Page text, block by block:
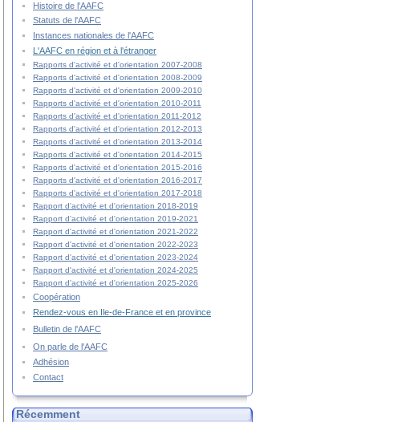
Histoire de l'AAFC
Statuts de l'AAFC
Instances nationales de l'AAFC
L'AAFC en région et à l'étranger
Rapports d'activité et d'orientation 2007-2008
Rapports d'activité et d'orientation 2008-2009
Rapports d'activité et d'orientation 2009-2010
Rapports d'activité et d'orientation 2010-2011
Rapports d'activité et d'orientation 2011-2012
Rapports d'activité et d'orientation 2012-2013
Rapports d'activité et d'orientation 2013-2014
Rapports d'activité et d'orientation 2014-2015
Rapports d'activité et d'orientation 2015-2016
Rapports d'activité et d'orientation 2016-2017
Rapports d'activité et d'orientation 2017-2018
Rapport d'activité et d'orientation 2018-2019
Rapport d'activité et d'orientation 2019-2021
Rapport d'activité et d'orientation 2021-2022
Rapport d'activité et d'orientation 2022-2023
Rapport d'activité et d'orientation 2023-2024
Rapport d'activité et d'orientation 2024-2025
Rapport d'activité et d'orientation 2025-2026
Coopération
Rendez-vous en Ile-de-France et en province
Bulletin de l'AAFC
On parle de l'AAFC
Adhésion
Contact
Récemment